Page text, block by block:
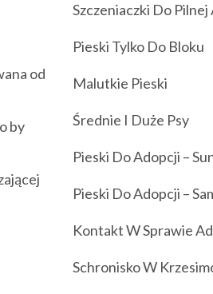
od
by
Szczeniaczki Do Pilnej
Pieski Tylko Do Bloku
Malutkie Pieski
Średnie I Duże Psy
Pieski Do Adopcji –
Pieski Do Adopcji –
Kontakt W Sprawie
Schronisko W